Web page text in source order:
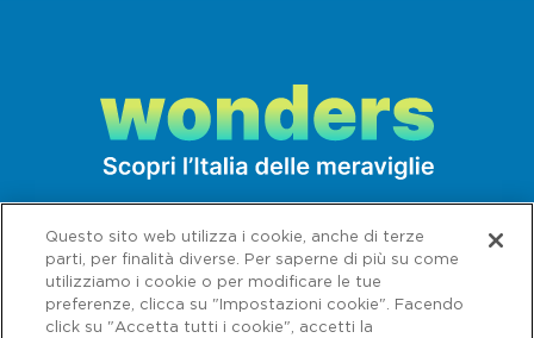
Questo sito web utilizza i cookie, anche di terze
parti, per finalità diverse. Per saperne di più su come
utilizziamo i cookie o per modificare le tue
preferenze, clicca su "Impostazioni cookie". Facendo
click su "Accetta tutti i cookie", accetti la